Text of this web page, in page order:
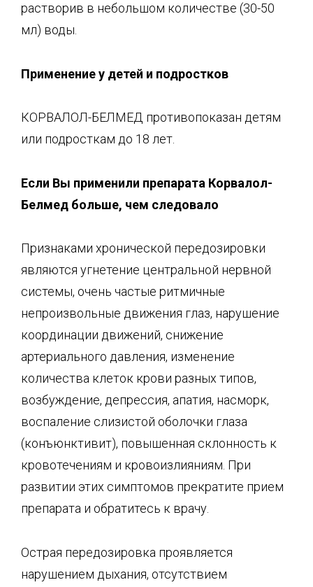
растворив в небольшом количестве (30-50
мл) воды.
Применение у детей и подростков
КОРВАЛОЛ-БЕЛМЕД противопоказан детям
или подросткам до 18 лет.
Если Вы применили препарата Корвалол-
Белмед больше, чем следовало
Признаками хронической передозировки
являются угнетение центральной нервной
системы, очень частые ритмичные
непроизвольные движения глаз, нарушение
координации движений, снижение
артериального давления, изменение
количества клеток крови разных типов,
возбуждение, депрессия, апатия, насморк,
воспаление слизистой оболочки глаза
(конъюнктивит), повышенная склонность к
кровотечениям и кровоизлияниям. При
развитии этих симптомов прекратите прием
препарата и обратитесь к врачу.
Острая передозировка проявляется
нарушением дыхания, отсутствием